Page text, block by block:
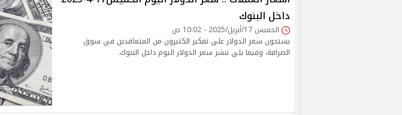
داخل البنوك
الخميس 17/أبريل/2025 - 10:02 ص
يستحون سعر الدولار على تفكير الكثيرون من المتعاقدين في سوق
الصرافة، وفيما يلي ننشر سعر الدولار اليوم داخل البنوك.